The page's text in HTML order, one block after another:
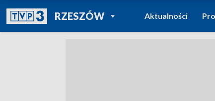
RZESZÓWPOWRÓT DO
TVP REGIONY
Aktualności